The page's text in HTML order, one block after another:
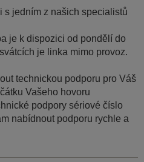
s jedním z našich specialistů
je k dispozici od pondělí do
je linka mimo provoz.
technickou podporu pro Váš
Vašeho hovoru
podpory sériové číslo
nabídnout podporu rychle a